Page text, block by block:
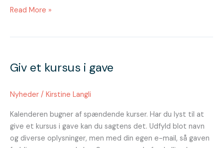
Read More »
Giv et kursus i gave
Nyheder / Kirstine Langli
Kalenderen bugner af spændende kurser. Har du lyst til at
give et kursus i gave kan du sagtens det. Udfyld blot navn
og diverse oplysninger, men med din egen e-mail, så gaven
kursus
gave